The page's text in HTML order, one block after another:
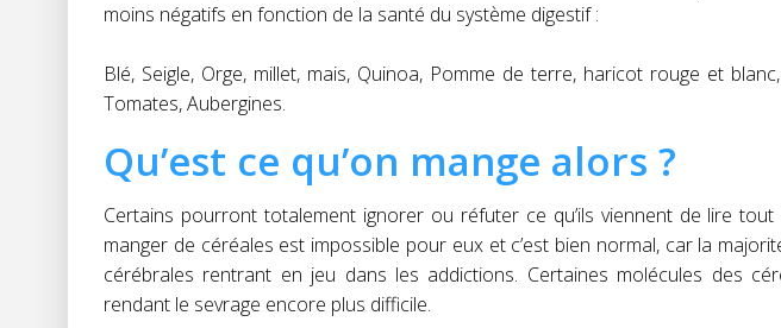
moins négatifs en fonction de la santé du système digestif :
Blé, Seigle, Orge, millet, mais, Quinoa, Pomme de terre, haricot rouge et
Tomates, Aubergines.
Qu’est ce qu’on mange alors ?
Certains pourront totalement ignorer ou réfuter ce qu’ils viennent de lire
manger de céréales est impossible pour eux et c’est bien normal, car la
cérébrales rentrant en jeu dans les addictions. Certaines molécules des
rendant le sevrage encore plus difficile.